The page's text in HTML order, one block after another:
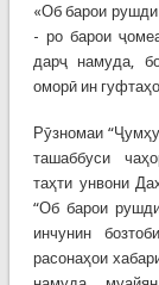
«Об барои рушди
- ро барои
дарҷ намуда,
оморӣ ин
Рӯзномаи
ташаббуси
таҳти унвони
“Об барои
инчунин
расонаҳои